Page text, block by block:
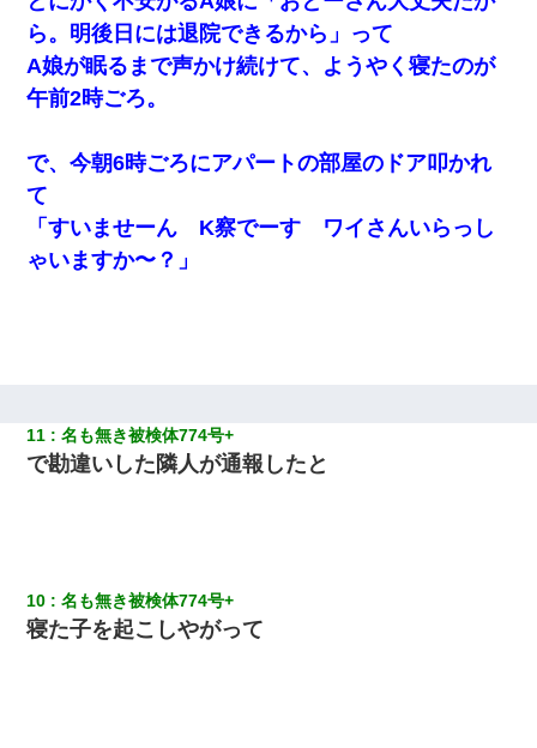
元夫の連れ子「俺の結婚式の時くらい、母親としての責任を果た
そうとは思わないのか！」→どうも連れ子は…
高1のとき男に襲われ、不妊の叔母に頼まれて出産。→叔母夫婦が
養子縁組してアメリカに子供を連れ帰った。→9・11で叔母夫婦が
放置子が病院送りになったらしい → 俺（二度と帰ってくるなよ…
嫁を半身不随にしやがった恨みは、正直こんなもんじゃ晴れな
い）
【衝撃】嫁父の会社に勤続１０年、手取り１４万 → 俺「２２万も
らえる会社から誘われた。転職したい」義父「クビ！（激怒」嫁
「離婚！（激怒」
義兄嫁が義実家で「コロナ陽性だったからこのまま療養させて下
さい」と言い出してド修羅場になった
ら。明後日には退院できるから」って
A娘が眠るまで声かけ続けて、ようやく寝たのが
午前2時ごろ。
で、今朝6時ごろにアパートの部屋のドア叩かれ
て
「すいませーん K察でーす ワイさんいらっし
ゃいますか〜？」
11 名も無き被検体774号+
で勘違いした隣人が通報したと
10 名も無き被検体774号+
寝た子を起こしやがって